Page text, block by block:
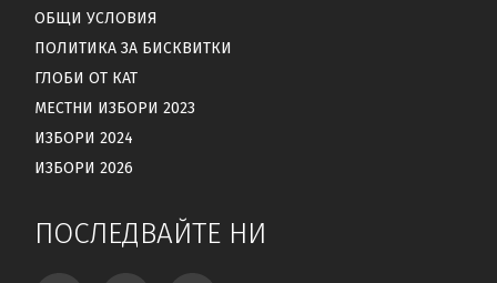
ОБЩИ УСЛОВИЯ
ПОЛИТИКА ЗА БИСКВИТКИ
ГЛОБИ ОТ КАТ
МЕСТНИ ИЗБОРИ 2023
ИЗБОРИ 2024
ИЗБОРИ 2026
ПОСЛЕДВАЙТЕ НИ